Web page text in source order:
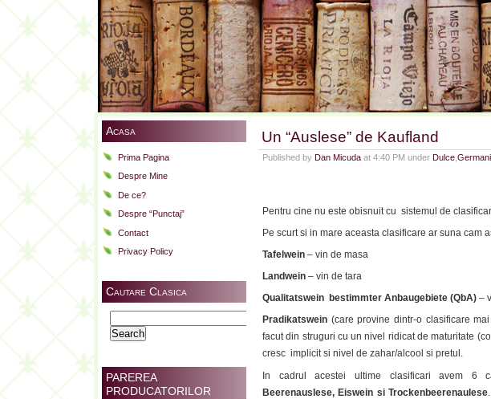
Acasa
Prima Pagina
Despre Mine
De ce?
Despre “Punctaj”
Contact
Privacy Policy
Cautare Clasica
for:
PAREREA
PRODUCATORILOR
Un “Auslese” de Kaufland
Published by Dan Micuda at 4:40 PM under Dulce
Pentru cine nu este obisnuit cu sistemul de
Pe scurt si in mare aceasta clasificare ar suna cam
Tafelwein – vin de masa
Landwein – vin de tara
Qualitatswein bestimmter Anbaugebiete (QbA) –
Pradikatswein (care provine dintr-o clasificare
facut din struguri cu un nivel ridicat de maturitate
cresc implicit si nivel de zahar/alcool si pretul.
In cadrul acestei ultime clasificari avem 6
Beerenauslese, Eiswein si Trockenbeerenaulese